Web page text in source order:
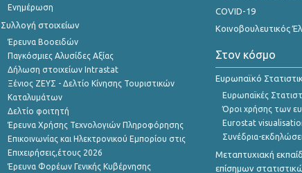
Ενημέρωση
Συλλογή στοιχείων
Έρευνα Βοοειδών
Παγκόσμιες Αλυσίδες Αξίας
Δήλωση στοιχείων Intrastat
Ξένιος ΖΕΥΣ - Δελτίο Κίνησης Τουριστικών
Καταλυμάτων
Δελτίο φοιτητή
Έρευνα Χρήσης Τεχνολογιών Πληροφόρησης
Επικοινωνίας και Ηλεκτρονικού Εμπορίου στις
Επιχειρήσεις,έτους 2026
Έρευνα Φορέων Γενικής Κυβέρνησης
COVID-19
Κοινοβουλευτικός
Στον κόσμο
Ευρωπαϊκό
Ευρωπαϊκές
Όροι χρήσης των
Eurostat
Συνέδρια-
Μεταπτυχιακή
επίσημων